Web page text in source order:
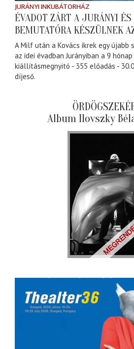
JURÁNYI INKUBÁTORHÁZ
ÉVADOT ZÁRT A JURÁNYI ÉS
BEMUTATÓRA KÉSZÜLNEK
A Milf után a Kovács ikrek egy újabb
az idei évadban Jurányiban a 9
kiállításmegnyitó - 355 előadás -
díjeső.
Album Ilovszky